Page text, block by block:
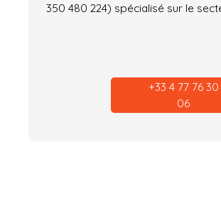
350 480 224) spécialisé sur le
+33 4 77 76 30
06